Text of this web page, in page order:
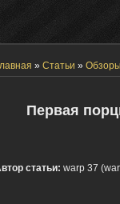
» Статьи »
Первая
статьи: warp 37